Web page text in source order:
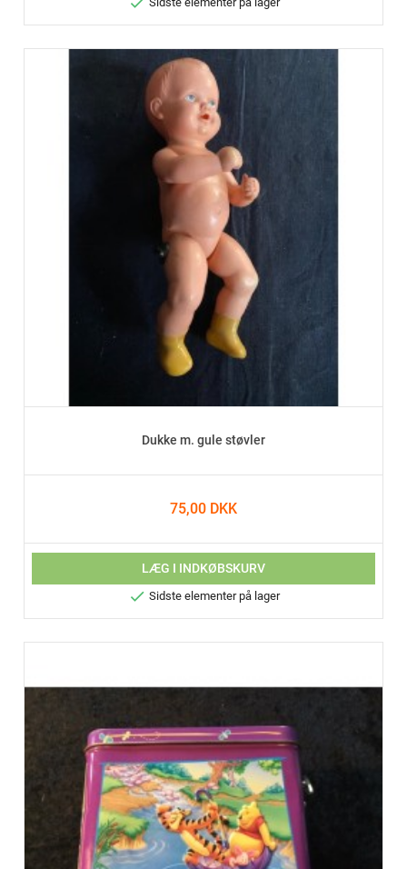
Dukke m. gule støvler
75,00 DKK
LÆG I INDKØBSKURV
 Sidste elementer på lager